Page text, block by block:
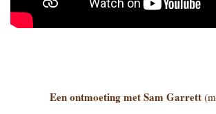
Een ontmoeting met Sam Garrett